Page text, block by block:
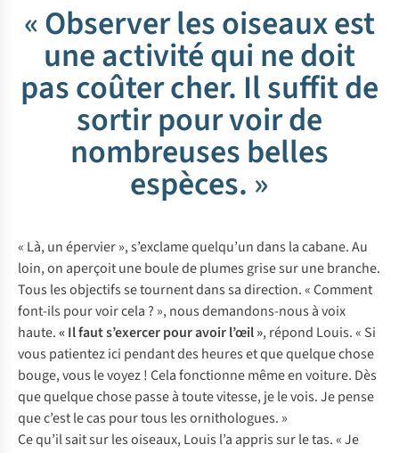
« Observer les oiseaux est
une activité qui ne doit
pas coûter cher. Il suffit de
sortir pour voir de
nombreuses belles
espèces. »
« Là, un épervier », s’exclame quelqu’un dans la cabane. Au
loin, on aperçoit une boule de plumes grise sur une branche.
Tous les objectifs se tournent dans sa direction. « Comment
font-ils pour voir cela ? », nous demandons-nous à voix
haute.« Il faut s’exercer pour avoir l’œil », répond Louis. « Si
vous patientez ici pendant des heures et que quelque chose
bouge, vous le voyez ! Cela fonctionne même en voiture. Dès
que quelque chose passe à toute vitesse, je le vois. Je pense
que c’est le cas pour tous les ornithologues. »
Ce qu’il sait sur les oiseaux, Louis l’a appris sur le tas. « Je